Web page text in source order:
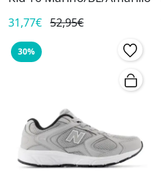
31,77€ 52,95€
30%